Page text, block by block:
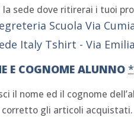
la sede dove ritirerai i tuoi
Scuola Via
Italy Tshirt - Via
E COGNOME ALUNNO *
il nome ed il cognome
corretto gli articoli acquistati.